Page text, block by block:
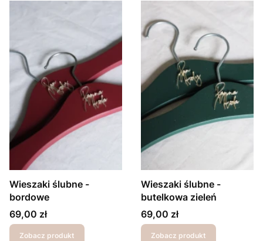
Wieszaki ślubne -
bordowe
Cena
69,00 zł
Zobacz produkt
Wieszaki ślubne -
butelkowa zieleń
Cena
69,00 zł
Zobacz produkt